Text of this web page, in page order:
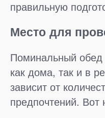
правильную
Место для
Поминальный обед
как дома, так и в
зависит от
предпочтений. Вот